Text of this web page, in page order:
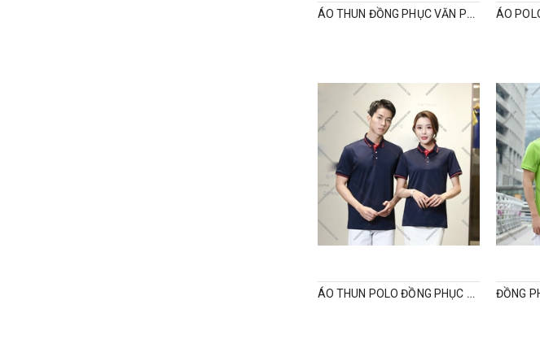
ÁO THUN ĐỒNG PHỤC VĂN PHÒNG CÓ CỔ
ÁO THUN POLO ĐỒNG PHỤC CÔNG TY